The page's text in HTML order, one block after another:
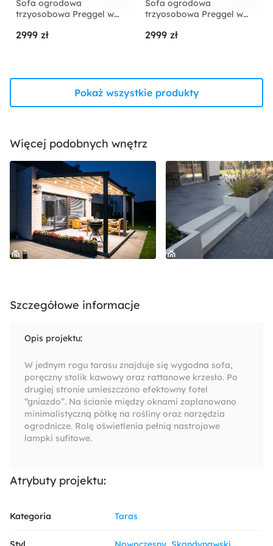
Sofa ogrodowa
trzyosobowa Preggel w
beżowa/ kremowy stelaż
2999 zł
Sofa ogrodowa
trzyosobowa Preggel w
beżowa/ beżowy stelaż
2999 zł
Pokaż wszystkie produkty
Więcej podobnych wnętrz
Szczegółowe informacje
Opis projektu:
W jednym rogu tarasu znajduje się wygodna sofa,
poręczny stolik kawowy oraz rattanowe krzesło. Po
drugiej stronie umieszczono efektowny fotel
“gniazdo”. Na ścianie między oknami zaplanowano
minimalistyczną półkę na rośliny oraz narzędzia
ogrodnicze. Rolę oświetlenia pełnią nastrojowe
lampki sufitowe.
Atrybuty projektu:
Kategoria Taras